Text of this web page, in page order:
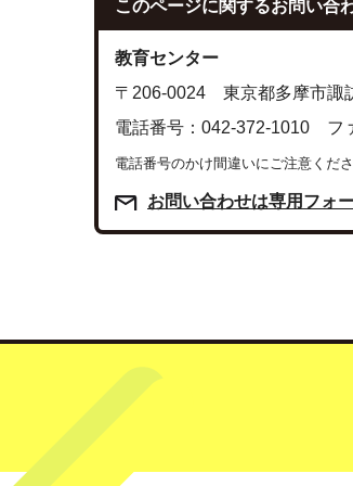
このページに関するお問い合
教育センター
〒206-0024 東京都多摩市諏
電話番号：042-372-1010 フ
電話番号のかけ間違いにご注意くだ
お問い合わせは専用フォ